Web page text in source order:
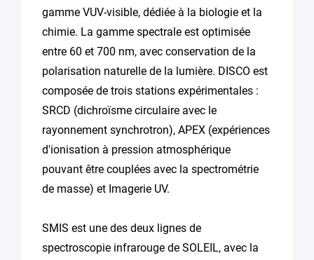
gamme VUV-visible, dédiée à la biologie et la
chimie. La gamme spectrale est optimisée
entre 60 et 700 nm, avec conservation de la
polarisation naturelle de la lumière. DISCO est
composée de trois stations expérimentales :
SRCD (dichroïsme circulaire avec le
rayonnement synchrotron), APEX (expériences
d'ionisation à pression atmosphérique
pouvant être couplées avec la spectrométrie
de masse) et Imagerie UV.
SMIS est une des deux lignes de
spectroscopie infrarouge de SOLEIL, avec la